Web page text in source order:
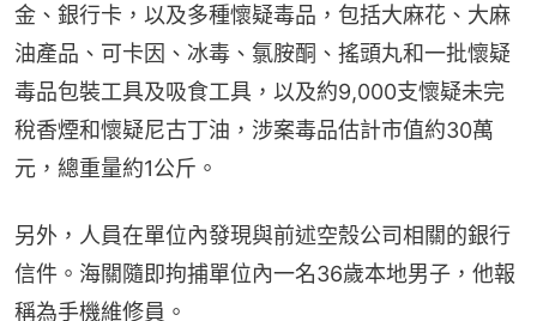
金、銀行卡，以及多種懷疑毒品，包括大麻花、大麻
油產品、可卡因、冰毒、氯胺酮、搖頭丸和一批懷疑
毒品包裝工具及吸食工具，以及約9,000支懷疑未完
稅香煙和懷疑尼古丁油，涉案毒品估計市值約30萬
元，總重量約1公斤。
另外，人員在單位內發現與前述空殼公司相關的銀行
信件。海關隨即拘捕單位內一名36歲本地男子，他報
稱為手機維修員。